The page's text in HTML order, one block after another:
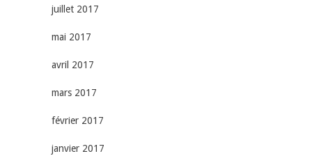
juillet 2017
mai 2017
avril 2017
mars 2017
février 2017
janvier 2017